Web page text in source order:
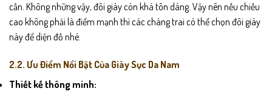
cần. Không những vậy, đôi giày còn khá tôn dáng. Vậy nên nếu chiều
cao không phải là điểm mạnh thì các chàng trai có thể chọn đôi giày
này để diện đồ nhé.
2.2. Ưu Điểm Nổi Bật Của Giày Sục Da Nam
Thiết kế thông minh: